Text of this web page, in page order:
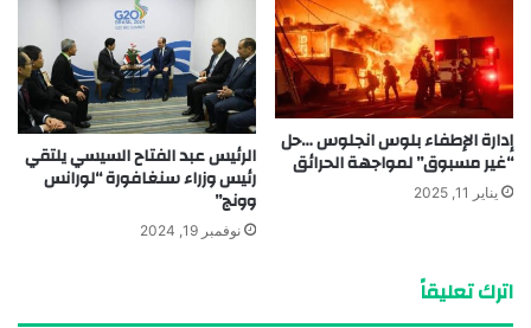
إدارة الإطفاء بلوس انجلوس …حل
“غير مسبوق” لمواجهة الحرائق
يناير 11, 2025
الرئيس عبد الفتاح السيسي يلتقي
رئيس وزراء سنغافورة “لورانس
وونج”
نوفمبر 19, 2024
اترك تعليقاً